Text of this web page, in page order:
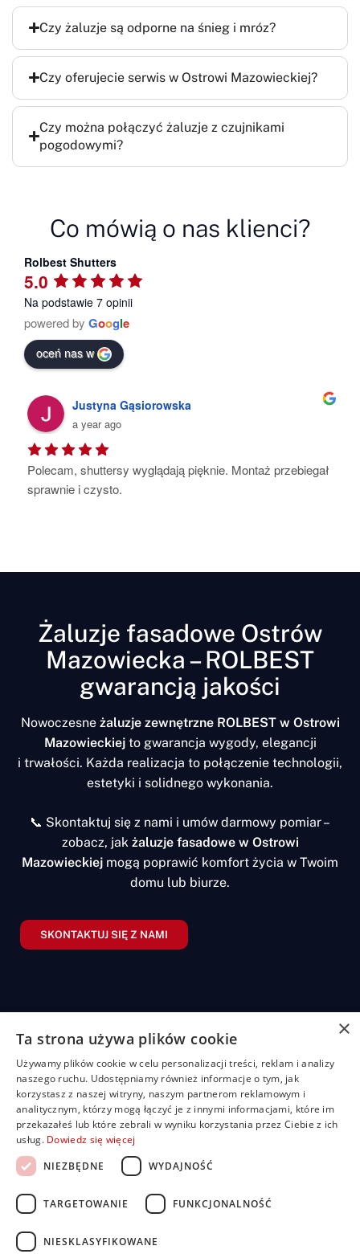
Czy żaluzje są odporne na śnieg i mróz?
Czy oferujecie serwis w Ostrowi Mazowieckiej?
Czy można połączyć żaluzje z czujnikami
pogodowymi?
Co mówią o nas klienci?
Rolbest Shutters
5.0
Na podstawie 7 opinii
powered by Google
oceń nas w
pięknie. Montaż przebiegał
Pełen profesjonalizm ,
Żaluzje fasadowe Ostrów
Mazowiecka – ROLBEST
gwarancją jakości
Nowoczesne żaluzje zewnętrzne ROLBEST w Ostrowi
Mazowieckiejto gwarancja wygody, elegancji
i trwałości. Każda realizacja to połączenie technologii,
estetyki i solidnego wykonania.
📞 Skontaktuj się z nami i umów darmowy pomiar –
zobacz, jak żaluzje fasadowe w Ostrowi
Mazowieckiej mogą poprawić komfort życia w Twoim
domu lub biurze.
SKONTAKTUJ SIĘ Z NAMI
+48
507
704
919
biuro@rolbest.pl
Żaluzje
Żaluzje
bambusowe
Żaluzje
drewniane
Żaluzje
aluminiowe
Żaluzje
Żaluzje
Rolety
Rolety
dzień/noc
Rolety
materiałowe
Rolety
rzymskie
Rolety
(pilsy)
zewnętrzne
Pozostałe
Shuttersy
Markizy
Moskitiery
Pergole
Menu
Strona
główna
O
nas
inspiracje
linki
Polityka
prywatności
Regulamin
×
Ta strona używa plików cookie
Używamy plików cookie w celu personalizacji treści, reklam i analizy
naszego ruchu. Udostępniamy również informacje o tym, jak
korzystasz z naszej witryny, naszym partnerom reklamowym i
analitycznym, którzy mogą łączyć je z innymi informacjami, które im
przekazałeś lub które zebrali w wyniku korzystania przez Ciebie z ich
usług. Dowiedz się więcej
NIEZBĘDNE
WYDAJNOŚĆ
TARGETOWANIE FUNKCJONALNOŚĆ
NIESKLASYFIKOWANE